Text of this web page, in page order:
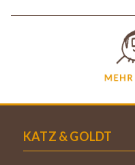
KATZ & GOLDT